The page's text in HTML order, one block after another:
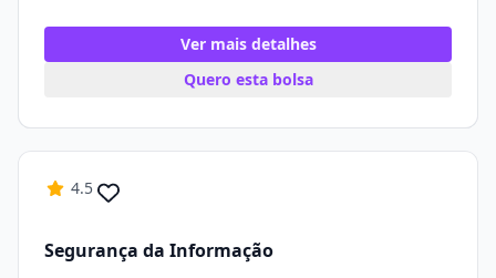
Ver mais detalhes
Quero esta bolsa
4.5
Segurança da Informação